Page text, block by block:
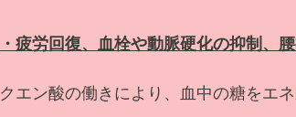
・疲労回復、血栓や動脈硬化の抑制、
クエン酸の働きにより、血中の糖をエネ